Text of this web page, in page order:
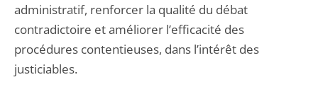
administratif, renforcer la qualité du débat
contradictoire et améliorer l’efficacité des
procédures contentieuses, dans l’intérêt des
justiciables.